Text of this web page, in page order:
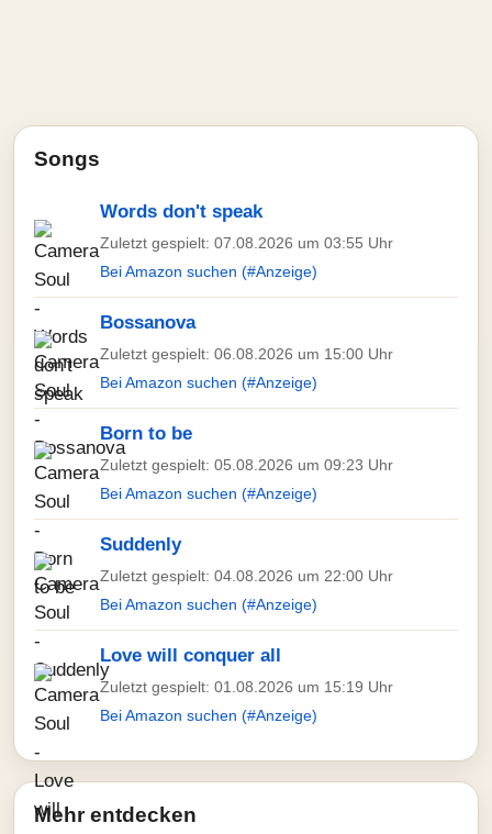
Songs
Words don't speak
Zuletzt gespielt: 07.08.2026 um 03:55 Uhr
Bei Amazon suchen (#Anzeige)
Bossanova
Zuletzt gespielt: 06.08.2026 um 15:00 Uhr
Bei Amazon suchen (#Anzeige)
Born to be
Zuletzt gespielt: 05.08.2026 um 09:23 Uhr
Bei Amazon suchen (#Anzeige)
Suddenly
Zuletzt gespielt: 04.08.2026 um 22:00 Uhr
Bei Amazon suchen (#Anzeige)
Love will conquer all
Zuletzt gespielt: 01.08.2026 um 15:19 Uhr
Bei Amazon suchen (#Anzeige)
Mehr entdecken